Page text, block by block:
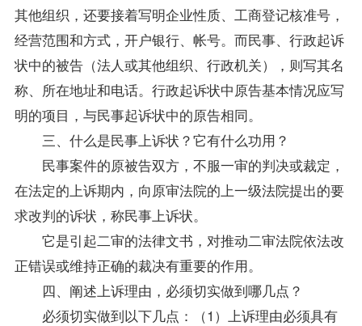
其他组织，还要接着写明企业性质、工商登记核准号，
经营范围和方式，开户银行、帐号。而民事、行政起诉
状中的被告（法人或其他组织、行政机关），则写其名
称、所在地址和电话。行政起诉状中原告基本情况应写
明的项目，与民事起诉状中的原告相同。
三、什么是民事上诉状？它有什么功用？
民事案件的原被告双方，不服一审的判决或裁定，
在法定的上诉期内，向原审法院的上一级法院提出的要
求改判的诉状，称民事上诉状。
它是引起二审的法律文书，对推动二审法院依法改
正错误或维持正确的裁决有重要的作用。
四、阐述上诉理由，必须切实做到哪几点？
必须切实做到以下几点：（1）上诉理由必须具有